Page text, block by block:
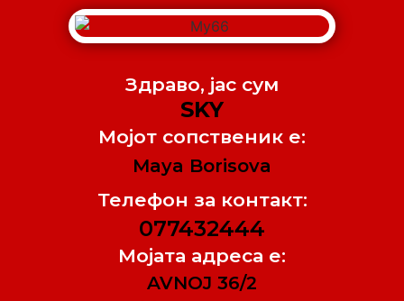
Здраво, jас сум
SKY
Мојот сопственик е:
Maya Borisova
Телефон за контакт:
077432444
Мојата адреса е:
AVNOJ 36/2